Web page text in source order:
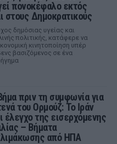
πονοκέφαλο εκτός
στους Δημοκρατικούς
δημόσιας υγείας και
πολιτικής, κατάφερε να
κινητοποίηση υπέρ
βασιζόμενος σε ένα
πριν τη συμφωνία για
του Ορμούζ: Το Ιράν
έλεγχο της εισερχόμενης
– Βήματα
από ΗΠΑ